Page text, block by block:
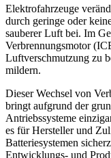
Elektrofahrzeuge
durch geringe oder
sauberer Luft bei. Im
Verbrennungsmotor
Luftverschmutzung zu
mildern.
Dieser Wechsel von
bringt aufgrund der
Antriebssysteme
es für Hersteller und
Batteriesystemen
Entwicklungs- und